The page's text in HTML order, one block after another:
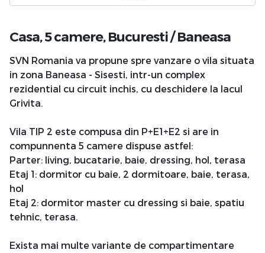
Casa, 5 camere,Bucuresti/Baneasa
SVN Romania va propune spre vanzare o vila situata
in zona Baneasa - Sisesti, intr-un complex
rezidential cu circuit inchis, cu deschidere la lacul
Grivita.
Vila TIP 2 este compusa din P+E1+E2 si are in
compunnenta 5 camere dispuse astfel:
Parter: living, bucatarie, baie, dressing, hol, terasa
Etaj 1: dormitor cu baie, 2 dormitoare, baie, terasa,
hol
Etaj 2: dormitor master cu dressing si baie, spatiu
tehnic, terasa.
Exista mai multe variante de compartimentare